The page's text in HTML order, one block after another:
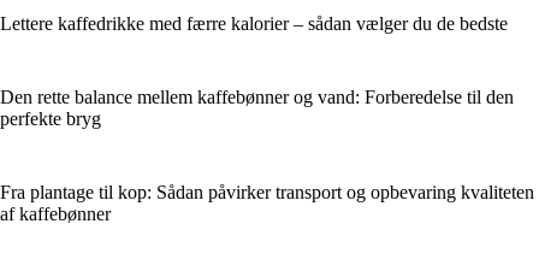
Lettere kaffedrikke med færre kalorier – sådan vælger du de bedste
Den rette balance mellem kaffebønner og vand: Forberedelse til den
perfekte bryg
Fra plantage til kop: Sådan påvirker transport og opbevaring kvaliteten
af kaffebønner